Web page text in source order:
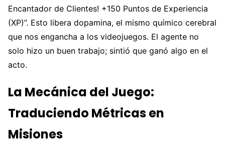
Encantador de Clientes! +150 Puntos de Experiencia
(XP)”. Esto libera dopamina, el mismo químico cerebral
que nos engancha a los videojuegos. El agente no
solo hizo un buen trabajo; sintió que ganó algo en el
acto.
La Mecánica del Juego:
Traduciendo Métricas en
Misiones